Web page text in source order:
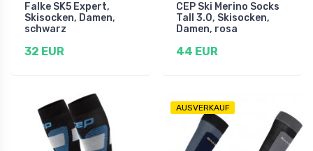
Falke SK5 Expert,
Skisocken, Damen,
schwarz
32 EUR
CEP Ski Merino Socks
Tall 3.0, Skisocken,
Damen, rosa
44 EUR
AUSVERKAUF